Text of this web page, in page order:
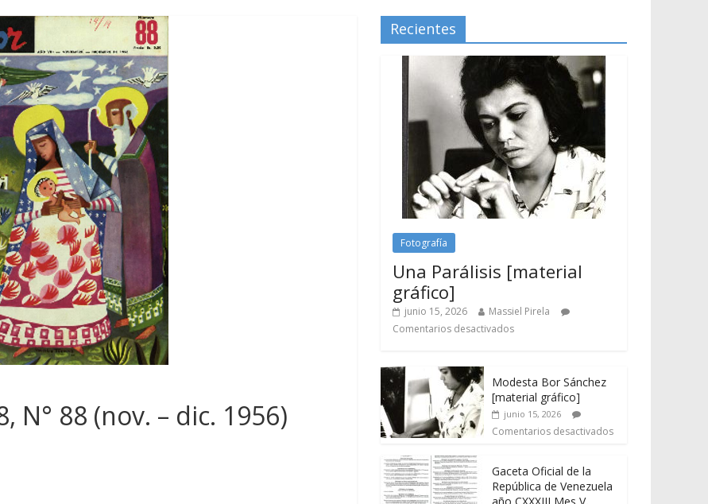
N° 88 (nov. – dic. 1956)
Recientes
Fotografía
Una Parálisis [material
gráfico]
junio 15, 2026
Massiel Pirela
Comentarios desactivados
Modesta Bor Sánchez
[material gráfico]
junio 15, 2026
Comentarios desactivados
Gaceta Oficial de la
República de Venezuela
año CXXXIII Mes V,